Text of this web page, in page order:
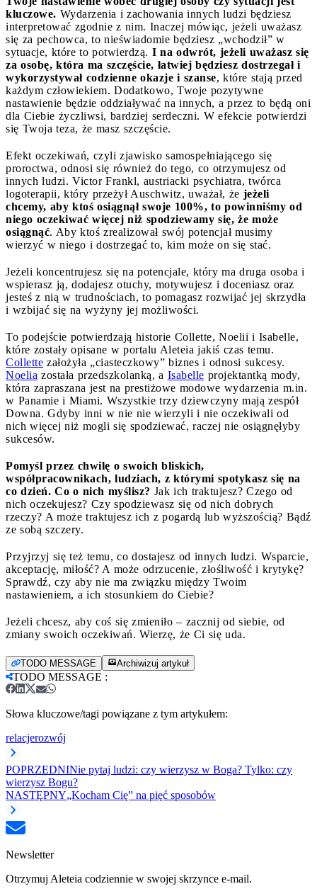
kluczowe. Wydarzenia i zachowania innych ludzi będziesz
interpretować zgodnie z nim. Inaczej mówiąc, jeżeli uważasz
się za pechowca, to nieświadomie będziesz „wchodził” w
sytuacje, które to potwierdzą. I na odwrót, jeżeli uważasz się
za osobę, która ma szczęście, łatwiej będziesz dostrzegał i
wykorzystywał codzienne okazje i szanse, które stają przed
każdym człowiekiem. Dodatkowo, Twoje pozytywne
nastawienie będzie oddziaływać na innych, a przez to będą oni
dla Ciebie życzliwsi, bardziej serdeczni. W efekcie potwierdzi
się Twoja teza, że masz szczęście.
Efekt oczekiwań, czyli zjawisko samospełniającego się
proroctwa, odnosi się również do tego, co otrzymujesz od
innych ludzi. Victor Frankl, austriacki psychiatra, twórca
logoterapii, który przeżył Auschwitz, uważał, że jeżeli
chcemy, aby ktoś osiągnął swoje 100%, to powinniśmy od
niego oczekiwać więcej niż spodziewamy się, że może
osiągnąć. Aby ktoś zrealizował swój potencjał musimy
wierzyć w niego i dostrzegać to, kim może on się stać.
Jeżeli koncentrujesz się na potencjale, który ma druga osoba i
wspierasz ją, dodajesz otuchy, motywujesz i doceniasz oraz
jesteś z nią w trudnościach, to pomagasz rozwijać jej skrzydła
i wzbijać się na wyżyny jej możliwości.
To podejście potwierdzają historie Collette, Noelii i Isabelle,
które zostały opisane w portalu Aleteia jakiś czas temu.
Collette założyła „ciasteczkowy” biznes i odnosi sukcesy.
Noelia została przedszkolanką, a Isabelle projektantką mody,
która zapraszana jest na prestiżowe modowe wydarzenia m.in.
w Panamie i Miami. Wszystkie trzy dziewczyny mają zespół
Downa. Gdyby inni w nie nie wierzyli i nie oczekiwali od
nich więcej niż mogli się spodziewać, raczej nie osiągnęłyby
sukcesów.
Pomyśl przez chwilę o swoich bliskich,
współpracownikach, ludziach, z którymi spotykasz się na
co dzień. Co o nich myślisz? Jak ich traktujesz? Czego od
nich oczekujesz? Czy spodziewasz się od nich dobrych
rzeczy? A może traktujesz ich z pogardą lub wyższością? Bądź
ze sobą szczery.
Przyjrzyj się też temu, co dostajesz od innych ludzi. Wsparcie,
akceptację, miłość? A może odrzucenie, złośliwość i krytykę?
Sprawdź, czy aby nie ma związku między Twoim
nastawieniem, a ich stosunkiem do Ciebie?
Jeżeli chcesz, aby coś się zmieniło – zacznij od siebie, od
zmiany swoich oczekiwań. Wierzę, że Ci się uda.
TODO MESSAGE Archiwizuj artykuł
TODO MESSAGE :
Słowa kluczowe/tagi powiązane z tym artykułem:
relacjerozwój
POPRZEDNINie pytaj ludzi: czy wierzysz w Boga? Tylko: czy
wierzysz Bogu?
NASTĘPNY„Kocham Cię” na pięć sposobów
Newsletter
Otrzymuj Aleteia codziennie w swojej skrzynce e-mail.